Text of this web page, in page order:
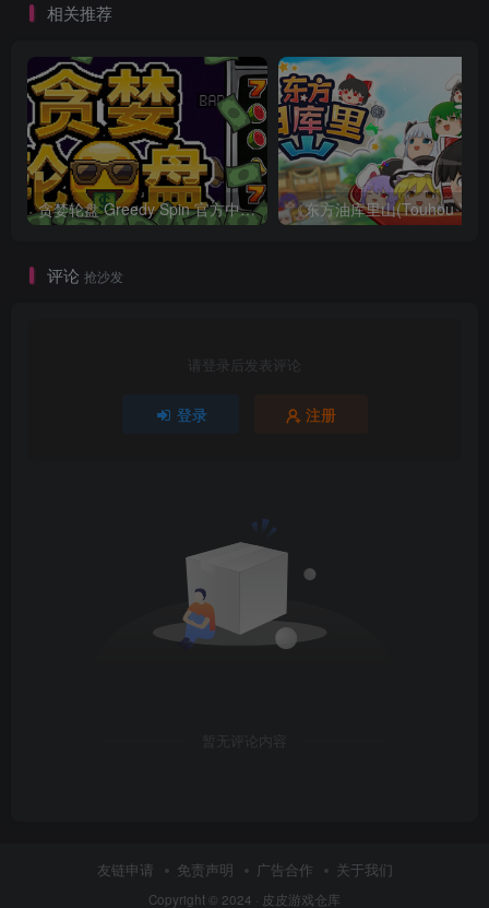
相关推荐
贪婪轮盘 Greedy Spin 官方中文Build.24493828
评论 抢沙发
请登录后发表评论
登录 注册
暂无评论内容
友链申请 免责声明 广告合作 关于我们
Copyright © 2024 · 皮皮游戏仓库